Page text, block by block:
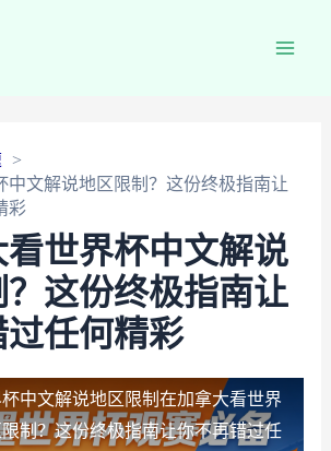
中文解说地区限制？这份终极指南让
彩
世界杯中文解说
这份终极指南让
任何精彩
中文解说地区限制 在加拿大看世界
制？这份终极指南让你不再错过任